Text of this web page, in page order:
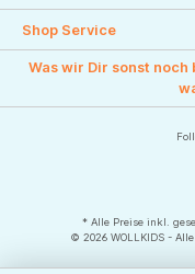
Shop Service
Was wir Dir sonst
* Alle Preise inkl.
© 2026 WOLLKIDS -